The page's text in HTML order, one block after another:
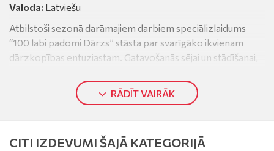
Valoda: Latviešu
Atbilstoši sezonā darāmajiem darbiem speciālizlaidums
“100 labi padomi Dārzs” stāsta par svarīgāko ikvienam
dārzkopības entuziastam. Gatavošanās sējai un stādīšanai,
slimībām un kaitēkļiem, padomi, kā izaudzēt labāko ražu un
krāšņākos ziedus.
RĀDĪT VAIRĀK
CITI IZDEVUMI ŠAJĀ KATEGORIJĀ